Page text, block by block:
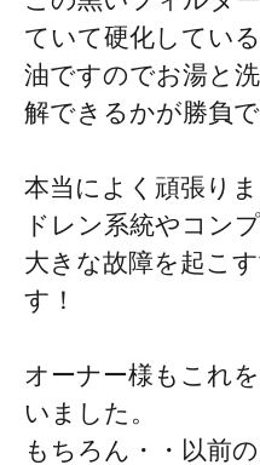
ていて硬化している
油ですのでお湯と
解できるかが勝負で
本当によく頑張り
ドレン系統やコン
大きな故障を起こ
す！
オーナー様もこれ
いました。
もちろん・・以前